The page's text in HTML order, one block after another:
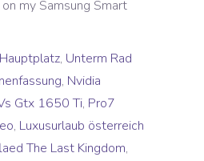
, Unterm Rad
, Nvidia
Gtx 1650 Ti, Pro7
, Luxusurlaub österreich
The Last Kingdom,